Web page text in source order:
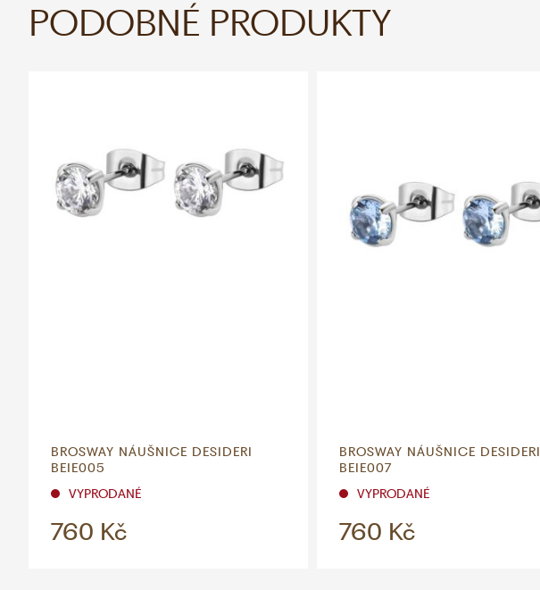
PODOBNÉ PRODUKTY
BROSWAY NÁUŠNICE DESIDERI
BEIE005
VYPRODANÉ
760 Kč
BROSWAY NÁUŠNICE DESIDERI
BEIE007
VYPRODANÉ
760 Kč